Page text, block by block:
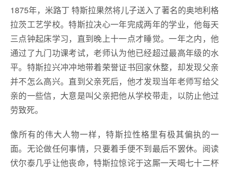
1875年，米路丁 特斯拉果然将儿子送入了著名的奥地利格
拉茨工艺学校。特斯拉决心一年完成两年的学业，他每天
三点钟起床学习，直到晚上十一点才睡觉。一年之内，他
通过了九门功课考试，老师认为他已经超过最高年级的水
平。特斯拉兴冲冲地带着荣誉证书回家休整，却发现父亲
并不怎么高兴。直到父亲死后，他才发现当年老师写给父
亲的一些信，大意是叫父亲把他从学校带走，以防止他过
劳致死。
像所有的伟大人物一样，特斯拉性格里有极其偏执的一
面。无论做任何事情，只要着手便不到最后不罢休。阅读
伏尔泰几乎让他丧命，特斯拉惊诧于这厮一天喝七十二杯